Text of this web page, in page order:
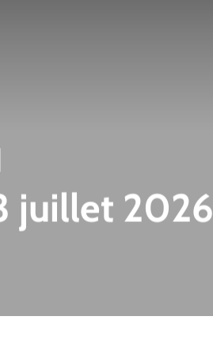
juillet 2026